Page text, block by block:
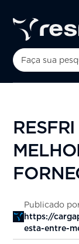
Publicado
https://
esta-entre-